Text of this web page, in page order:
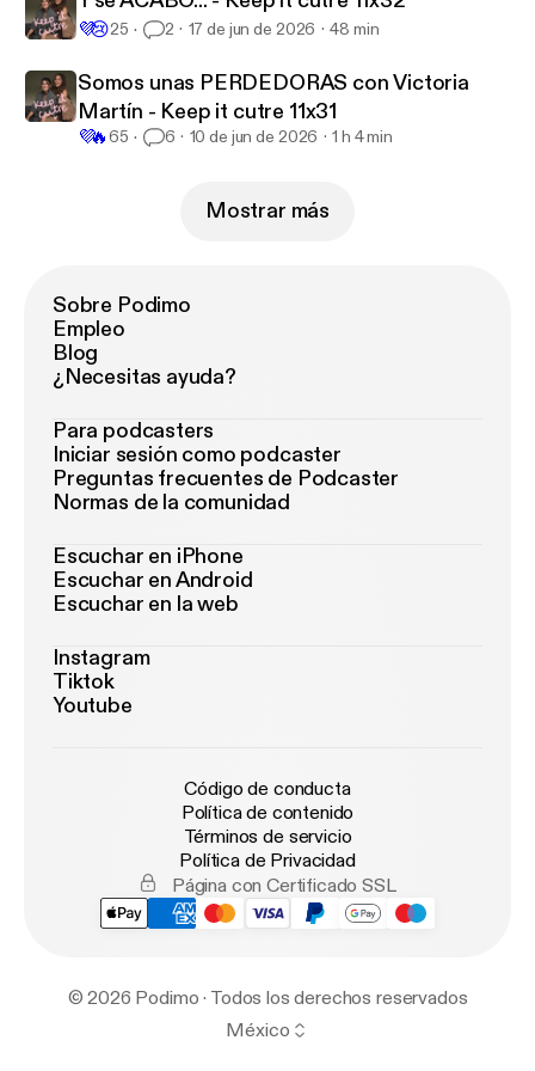
💜😢25 2 17 de jun de 2026 48 min
Somos unas PERDEDORAS con Victoria
Martín - Keep it cutre 11x31
💜🔥65 6 10 de jun de 2026 1 h 4 min
Mostrar más
Sobre Podimo
Empleo
Blog
¿Necesitas ayuda?
Para podcasters
Iniciar sesión como podcaster
Preguntas frecuentes de Podcaster
Normas de la comunidad
Escuchar en iPhone
Escuchar en Android
Escuchar en la web
Instagram
Tiktok
Youtube
Código de conducta
Política de contenido
Términos de servicio
Política de Privacidad
Página con Certificado SSL
© 2026 Podimo · Todos los derechos reservados
México